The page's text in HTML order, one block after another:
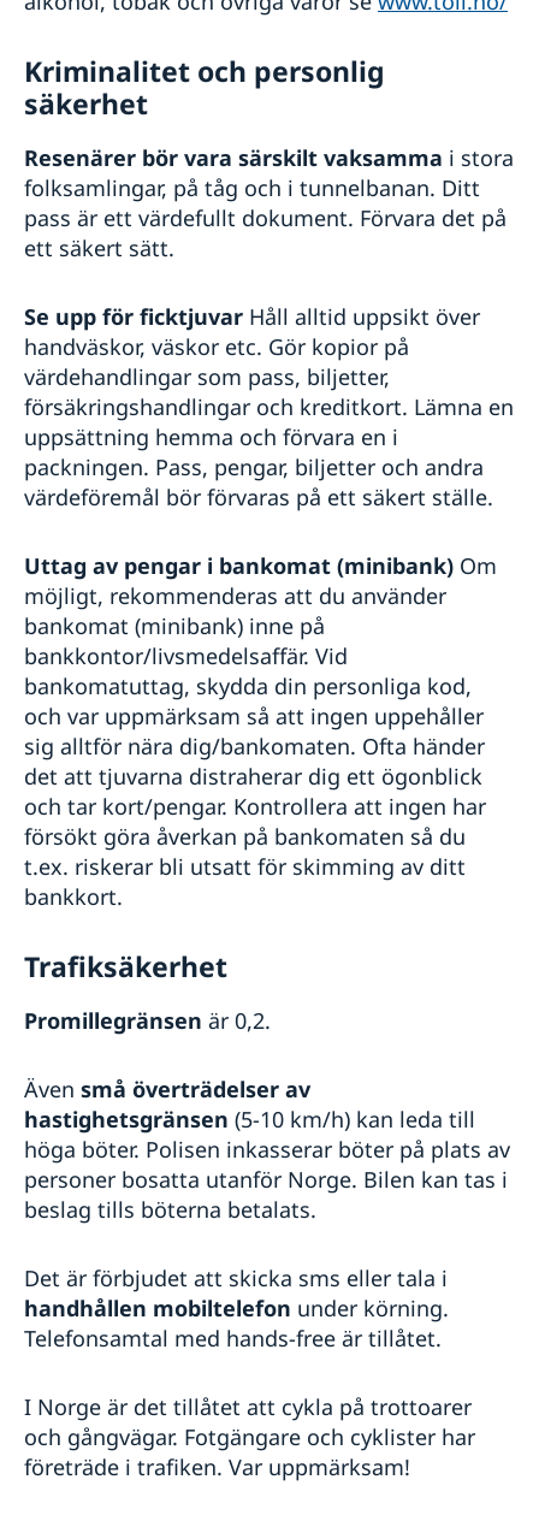
Kriminalitet och personlig
säkerhet
Resenärer bör vara särskilt vaksamma i stora
folksamlingar, på tåg och i tunnelbanan. Ditt
pass är ett värdefullt dokument. Förvara det på
ett säkert sätt.
Se upp för ficktjuvar Håll alltid uppsikt över
handväskor, väskor etc. Gör kopior på
värdehandlingar som pass, biljetter,
försäkringshandlingar och kreditkort. Lämna en
uppsättning hemma och förvara en i
packningen. Pass, pengar, biljetter och andra
värdeföremål bör förvaras på ett säkert ställe.
Uttag av pengar i bankomat (minibank) Om
möjligt, rekommenderas att du använder
bankomat (minibank) inne på
bankkontor/livsmedelsaffär. Vid
bankomatuttag, skydda din personliga kod,
och var uppmärksam så att ingen uppehåller
sig alltför nära dig/bankomaten. Ofta händer
det att tjuvarna distraherar dig ett ögonblick
och tar kort/pengar. Kontrollera att ingen har
försökt göra åverkan på bankomaten så du
t.ex. riskerar bli utsatt för skimming av ditt
bankkort.
Trafiksäkerhet
Promillegränsen är 0,2.
Även små överträdelser av
hastighetsgränsen (5-10 km/h) kan leda till
höga böter. Polisen inkasserar böter på plats av
personer bosatta utanför Norge. Bilen kan tas i
beslag tills böterna betalats.
Det är förbjudet att skicka sms eller tala i
handhållen mobiltelefon under körning.
Telefonsamtal med hands-free är tillåtet.
I Norge är det tillåtet att cykla på trottoarer
och gångvägar. Fotgängare och cyklister har
företräde i trafiken. Var uppmärksam!